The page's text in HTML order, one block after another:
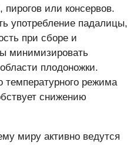
пирогов или консервов.
употребление падалицы,
при сборе и
минимизировать
плодоножки.
температурного режима
снижению
миру активно ведутся